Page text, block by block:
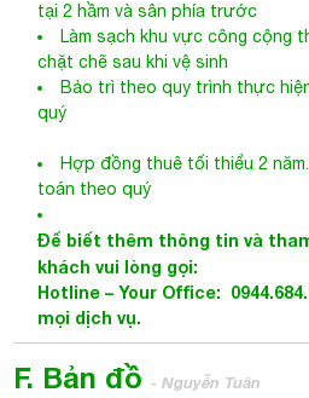
tại 2 hầm và sân phía trước
Làm sạch khu vực công cộng
chặt chẽ sau khi vệ sinh
Bảo trì theo quy trình thực
quý
Hợp đồng thuê tối thiểu 2
toán theo quý
Để biết thêm thông tin và
khách vui lòng gọi:
Hotline – Your Office:
mọi dịch vụ.
F. Bản đồ- Nguyễn Tuân